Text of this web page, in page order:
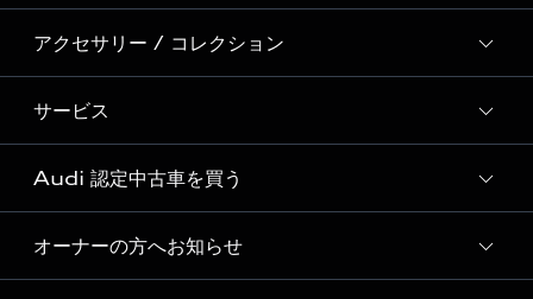
Audi Sport
Formula 1®
デジタルサービス
新車在庫検索
試乗車・展示車検索
見積り依頼
試乗予約
モデル一覧
特別仕様モデル / 限定モデル
e-tronラインアップ
価格シミュレーション
車両比較
アクセサリー / コレクション
純正アクセサリー
オンラインショップ
Audi collection
アウディナビアプリ
サービス
サービス入庫予約
サービスプログラム
メンテナンス
Audi 認定中古車を買う
Audi認定中古車
オーナーの方へお知らせ